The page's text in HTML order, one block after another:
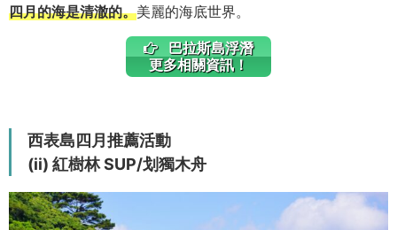
四月的海是清澈的。美麗的海底世界。
巴拉斯島浮潛
更多相關資訊！
西表島四月推薦活動
(ii) 紅樹林 SUP/划獨木舟